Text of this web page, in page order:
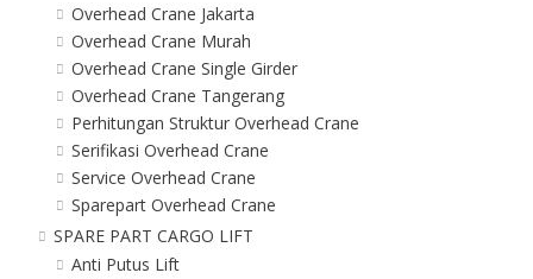
Overhead Crane Jakarta
Overhead Crane Murah
Overhead Crane Single Girder
Overhead Crane Tangerang
Perhitungan Struktur Overhead Crane
Serifikasi Overhead Crane
Service Overhead Crane
Sparepart Overhead Crane
SPARE PART CARGO LIFT
Anti Putus Lift